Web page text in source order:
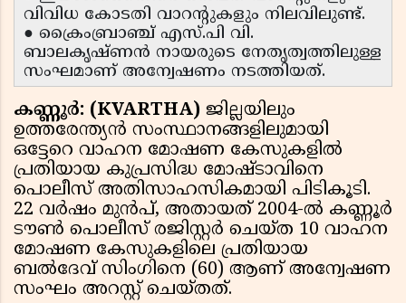
വിവിധ കോടതി വാറന്റുകളും നിലവിലുണ്ട്.
● ക്രൈംബ്രാഞ്ച് എസ്.പി വി.
ബാലകൃഷ്ണൻ നായരുടെ നേതൃത്വത്തിലുള്ള
സംഘമാണ് അന്വേഷണം നടത്തിയത്.
കണ്ണൂർ: (KVARTHA) ജില്ലയിലും
ഉത്തരേന്ത്യൻ സംസ്ഥാനങ്ങളിലുമായി
ഒട്ടേറെ വാഹന മോഷണ കേസുകളിൽ
പ്രതിയായ കുപ്രസിദ്ധ മോഷ്ടാവിനെ
പൊലീസ് അതിസാഹസികമായി പിടികൂടി.
22 വർഷം മുൻപ്, അതായത് 2004-ൽ കണ്ണൂർ
ടൗൺ പൊലീസ് രജിസ്റ്റർ ചെയ്ത 10 വാഹന
മോഷണ കേസുകളിലെ പ്രതിയായ
ബൽദേവ് സിംഗിനെ (60) ആണ് അന്വേഷണ
സംഘം അറസ്റ്റ് ചെയ്തത്.